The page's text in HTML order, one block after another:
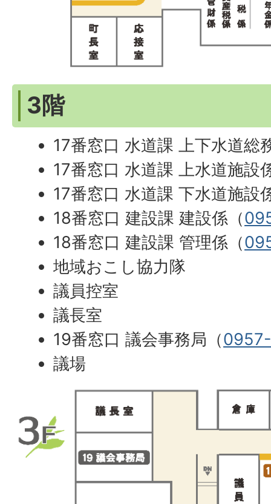
3階
17番窓口 水道課 上下水道総
17番窓口 水道課 上水道施設
17番窓口 水道課 下水道施設
18番窓口 建設課 建設係（
18番窓口 建設課 管理係（
地域おこし協力隊
議員控室
議長室
19番窓口 議会事務局（
議場